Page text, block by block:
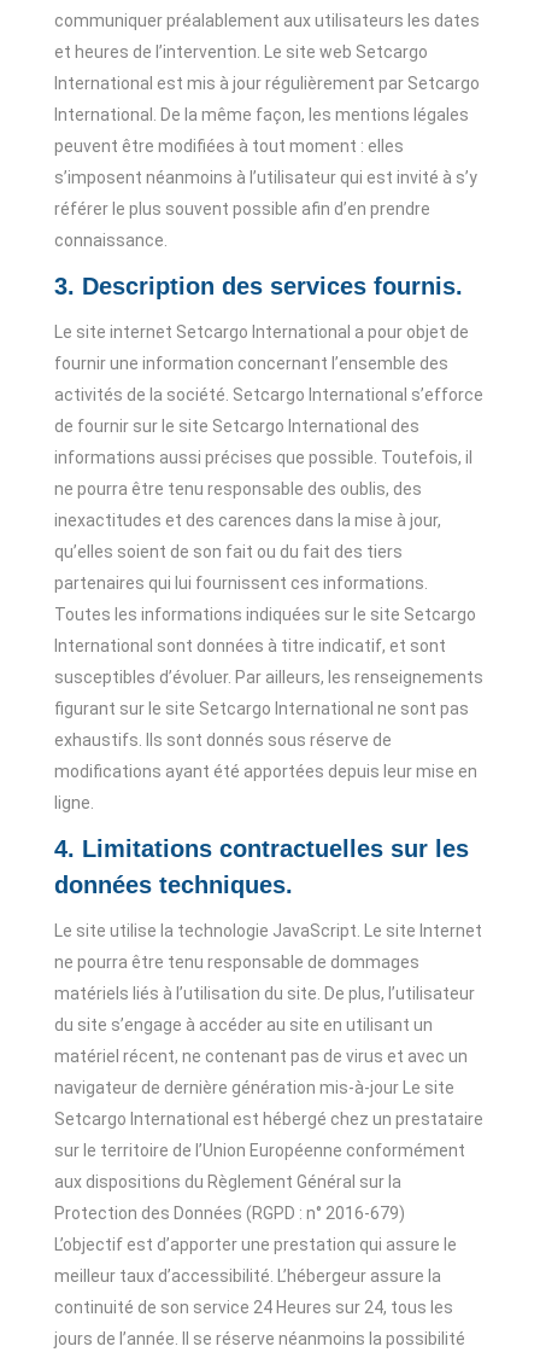
communiquer préalablement aux utilisateurs les dates
et heures de l’intervention. Le site web Setcargo
International est mis à jour régulièrement par Setcargo
International. De la même façon, les mentions légales
peuvent être modifiées à tout moment : elles
s’imposent néanmoins à l’utilisateur qui est invité à s’y
référer le plus souvent possible afin d’en prendre
connaissance.
3. Description des services fournis.
Le site internet Setcargo International a pour objet de
fournir une information concernant l’ensemble des
activités de la société. Setcargo International s’efforce
de fournir sur le site Setcargo International des
informations aussi précises que possible. Toutefois, il
ne pourra être tenu responsable des oublis, des
inexactitudes et des carences dans la mise à jour,
qu’elles soient de son fait ou du fait des tiers
partenaires qui lui fournissent ces informations.
Toutes les informations indiquées sur le site Setcargo
International sont données à titre indicatif, et sont
susceptibles d’évoluer. Par ailleurs, les renseignements
figurant sur le site Setcargo International ne sont pas
exhaustifs. Ils sont donnés sous réserve de
modifications ayant été apportées depuis leur mise en
ligne.
4. Limitations contractuelles sur les
données techniques.
Le site utilise la technologie JavaScript. Le site Internet
ne pourra être tenu responsable de dommages
matériels liés à l’utilisation du site. De plus, l’utilisateur
du site s’engage à accéder au site en utilisant un
matériel récent, ne contenant pas de virus et avec un
navigateur de dernière génération mis-à-jour Le site
Setcargo International est hébergé chez un prestataire
sur le territoire de l’Union Européenne conformément
aux dispositions du Règlement Général sur la
Protection des Données (RGPD : n° 2016-679)
L’objectif est d’apporter une prestation qui assure le
meilleur taux d’accessibilité. L’hébergeur assure la
continuité de son service 24 Heures sur 24, tous les
jours de l’année. Il se réserve néanmoins la possibilité